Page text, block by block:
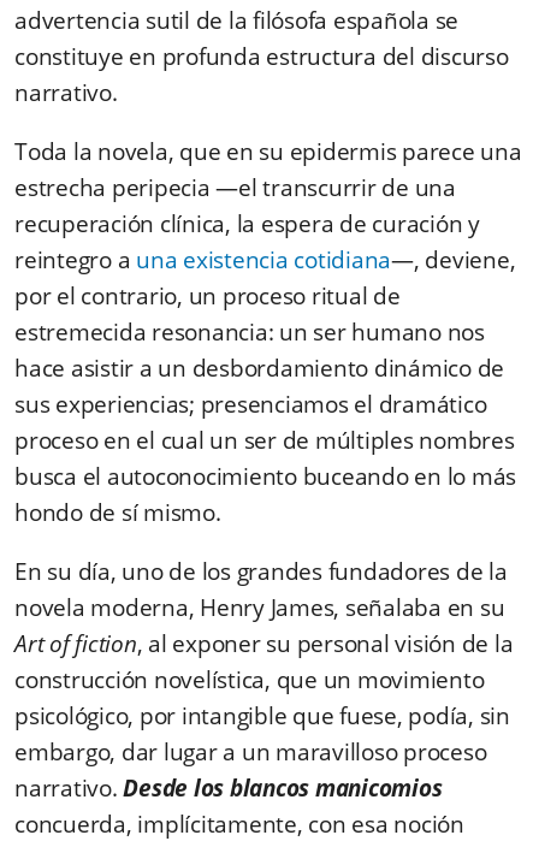
advertencia sutil de la filósofa española se
constituye en profunda estructura del discurso
narrativo.
Toda la novela, que en su epidermis parece una
estrecha peripecia —el transcurrir de una
recuperación clínica, la espera de curación y
reintegro a una existencia cotidiana—, deviene,
por el contrario, un proceso ritual de
estremecida resonancia: un ser humano nos
hace asistir a un desbordamiento dinámico de
sus experiencias; presenciamos el dramático
proceso en el cual un ser de múltiples nombres
busca el autoconocimiento buceando en lo más
hondo de sí mismo.
En su día, uno de los grandes fundadores de la
novela moderna, Henry James, señalaba en su
Art of fiction, al exponer su personal visión de la
construcción novelística, que un movimiento
psicológico, por intangible que fuese, podía, sin
embargo, dar lugar a un maravilloso proceso
narrativo.Desde los blancos manicomios
concuerda, implícitamente, con esa noción